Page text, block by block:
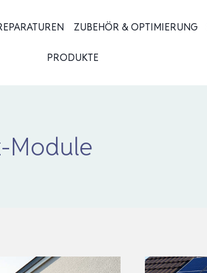
ZUBEHÖR & OPTIMIERUNG
PRODUKTE
Module